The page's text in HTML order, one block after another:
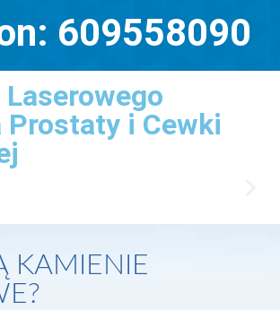
609558090
Prostaty i Cewki
KAMIENIE